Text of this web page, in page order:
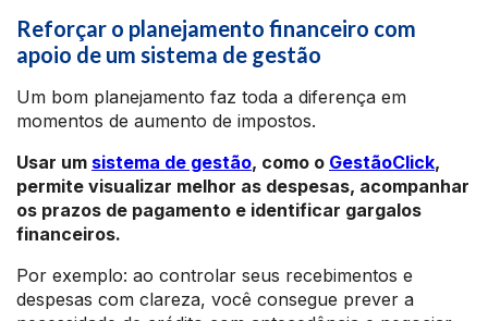
Reforçar o planejamento financeiro com
apoio de um sistema de gestão
Um bom planejamento faz toda a diferença em
momentos de aumento de impostos.
Usar um sistema de gestão, como o GestãoClick,
permite visualizar melhor as despesas, acompanhar
os prazos de pagamento e identificar gargalos
financeiros.
Por exemplo: ao controlar seus recebimentos e
despesas com clareza, você consegue prever a